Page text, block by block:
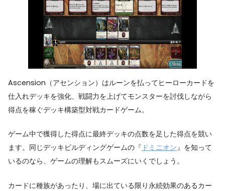
Ascension（アセンション）はルーンを払ってヒーローカードを
仕入れデッキを強化、戦闘力を上げてモンスターを討伐しながら
得点を稼ぐデッキ構築型対戦カードゲーム。
ゲーム中で獲得した得点に最終デッキの点数を足した得点を競い
ます。同じデッキビルディングゲームの『 ドミニオン』を知って
いるのなら、ゲームの理解もスムーズにいくでしょう。
カードに種族があったり、場に出ている限り永続効果のあるカー